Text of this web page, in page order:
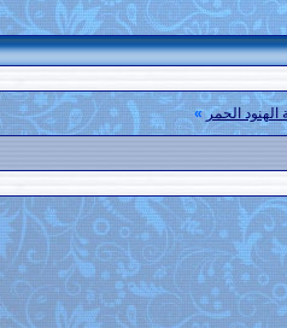
الحمر »